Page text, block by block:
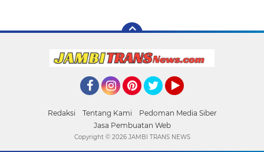
Redaksi Tentang Kami
Pedoman Media Siber
Jasa Pembuatan Web
Copyright © 2026 JAMBI TRANS NEWS